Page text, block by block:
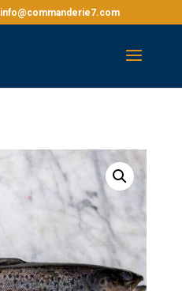
info@commanderie7.com